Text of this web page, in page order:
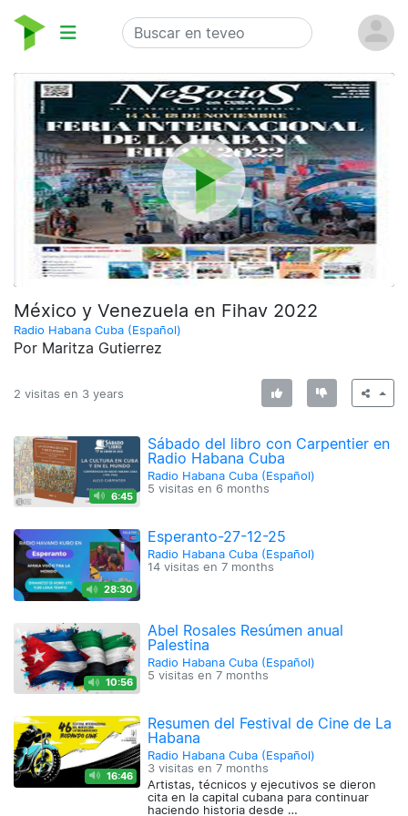
México y Venezuela en Fihav 2022
Radio Habana Cuba (Español)
Por Maritza Gutierrez
2 visitas en 3 years
6:45
Sábado del libro con Carpentier en
Radio Habana Cuba
Radio Habana Cuba (Español)
5 visitas en 6 months
28:30
Esperanto-27-12-25
Radio Habana Cuba (Español)
14 visitas en7 months
10:56
Abel Rosales Resúmen anual
Palestina
Radio Habana Cuba (Español)
5 visitas en7 months
16:46
Resumen del Festival de Cine de La
Habana
Radio Habana Cuba (Español)
3 visitas en7 months
Artistas, técnicos y ejecutivos se dieron
cita en la capital cubana para continuar
haciendo historia desde …